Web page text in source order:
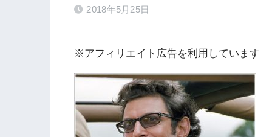
2018年5月25日
※アフィリエイト広告を利用しています